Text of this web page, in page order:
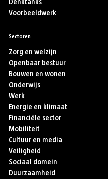
Denktanks
Voorbeeldwerk
Sectoren
Zorg en welzijn
Openbaar bestuur
Bouwen en wonen
Onderwijs
Werk
Energie en klimaat
Financiële sector
Mobiliteit
Cultuur en media
Veiligheid
Sociaal domein
Duurzaamheid